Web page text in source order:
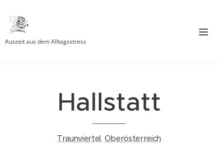
Auszeit aus dem Alltagsstress
Hallstatt
Traunviertel, Oberösterreich